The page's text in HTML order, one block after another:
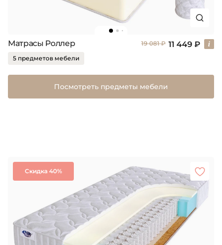
Матрасы Роллер 19 081 ₽ 11 449 ₽
5 предметов мебели
Посмотреть предметы мебели
Скидка 40%